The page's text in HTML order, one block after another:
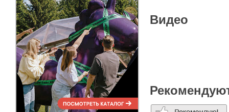
энергичную музыку.
презентации!
3. Шоу-балет «Ментол» –
Видео